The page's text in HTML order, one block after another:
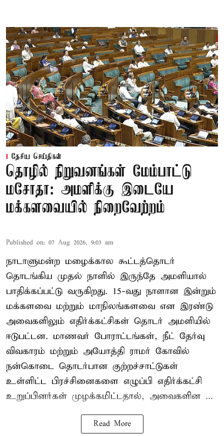
தேசிய செய்திகள்
தொழில் நிறுவனங்கள் மேம்பாட்டு
மசோதா: அமளிக்கு இடையே
மக்களவையில் நிறைவேற்றம்
Published on: 07 Aug 2026, 9:03 am
நாடாளுமன்ற மழைக்கால கூட்டத்தொடர்
தொடங்கிய முதல் நாளில் இருந்தே அமளியால்
பாதிக்கப்பட்டு வருகிறது. 15-வது நாளான இன்றும்
மக்களவை மற்றும் மாநிலங்களவை என இரண்டு
அவைகளிலும் எதிர்க்கட்சிகள் தொடர் அமளியில்
ஈடுபட்டன. மாணவர் போராட்டங்கள், நீட் தேர்வு
விவகாரம் மற்றும் அயோத்தி ராமர் கோவில்
நன்கொடை தொடர்பான குற்றச்சாட்டுகள்
உள்ளிட்ட பிரச்சினைகளை எழுப்பி எதிர்க்கட்சி
உறுப்பினர்கள் முழக்கமிட்டதால், அவைகளின ...
Read More